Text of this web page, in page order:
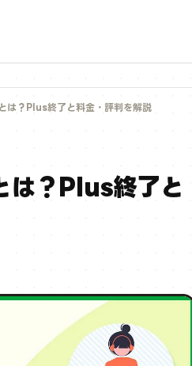
？Plus終了と料金・評判を解説
？Plus終了と